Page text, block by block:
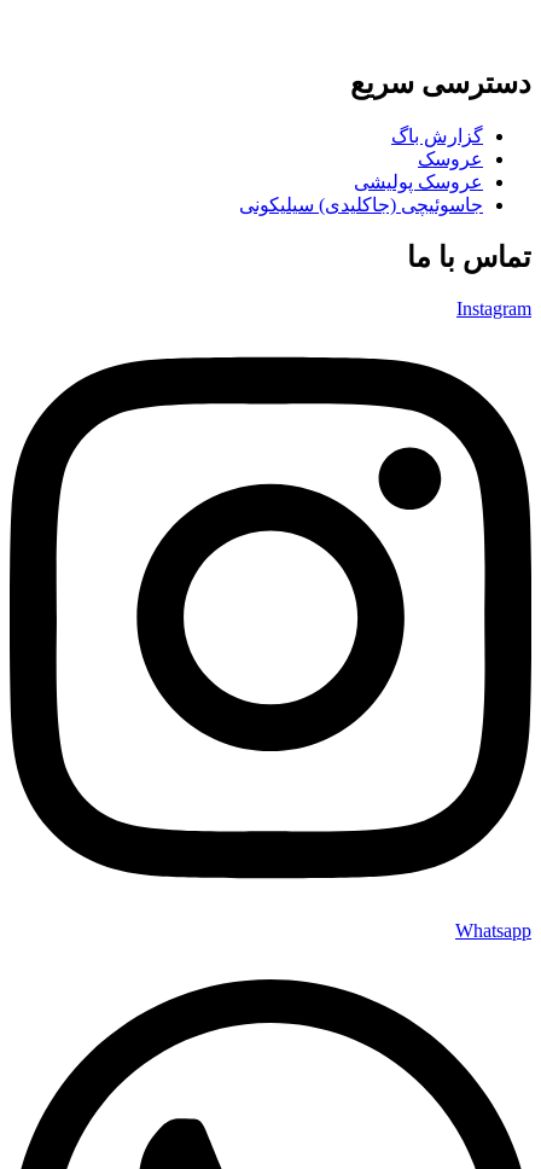
دسترسی سریع
گزارش باگ
عروسک
عروسک پولیشی
جاسوئیچی (جاکلیدی) سیلیکونی
تماس با ما
Instagram
Whatsapp